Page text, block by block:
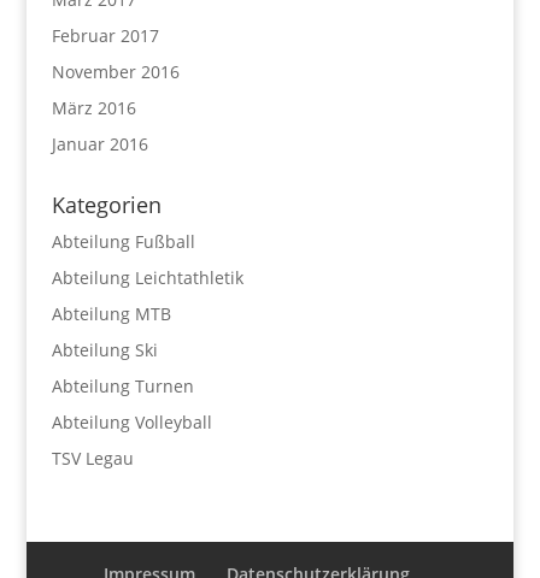
Februar 2017
November 2016
März 2016
Januar 2016
Kategorien
Abteilung Fußball
Abteilung Leichtathletik
Abteilung MTB
Abteilung Ski
Abteilung Turnen
Abteilung Volleyball
TSV Legau